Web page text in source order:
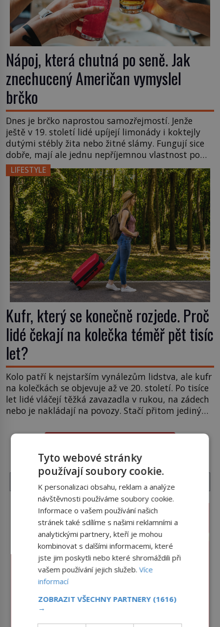
Nápoj, která chutná po seně. Jak
znechucený Američan vymyslel
brčko
Dnes je brčko naprostou samozřejmostí. Jenže
ještě v 19. století lidé upíjejí limonády i koktejly
dutými stébly žita nebo žitné slámy. Fungují sice
dobře, mají ale jednu nepříjemnou vlastnost po
chvíli se rozmáčejí a nápoji dodávají travnatou
příchuť. Právě tahle drobná nepříjemnost přivede
amerického výrobce cigaretových náustků k
nápadu, který změní způsob pití po celém […]
LIFESTYLE
Kufr, který se konečně rozjede. Proč
lidé čekají na kolečka téměř pět tisíc
let?
Kolo patří k nejstarším vynálezům lidstva, ale kufr
na kolečkách se objevuje až ve 20. století. Po tisíce
let lidé vláčejí těžká zavazadla v rukou, na zádech
nebo je nakládají na povozy. Stačí přitom jediný
nikdo dlouho nedostane. Až jednou se na letišti
Tyto webové stránky
používají soubory cookie.
K personalizaci obsahu, reklam a analýze
návštěvnosti používáme soubory cookie.
Informace o vašem používání našich
stránek také sdílíme s našimi reklamními a
analytickými partnery, kteří je mohou
kombinovat s dalšími informacemi, které
jste jim poskytli nebo které shromáždili při
vašem používání jejich služeb.Více
informací
ZOBRAZIT VŠECHNY PARTNERY (1616)
→